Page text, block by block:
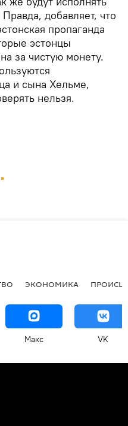
добавляет, что
пропаганда
эстонцы
за чистую монету.
и сына Хельме,
нельзя.
ЭКОНОМИКА
Макс VK